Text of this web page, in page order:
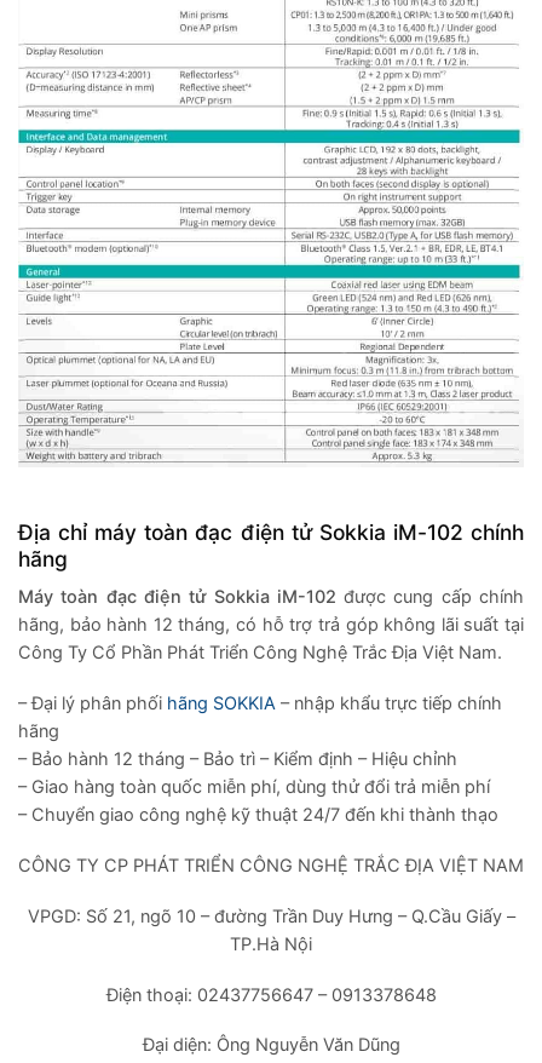
Địa chỉ máy toàn đạc điện tử Sokkia iM-102chính
hãng
Máy toàn đạc điện tử Sokkia iM-102 được cung cấp chính
hãng, bảo hành 12 tháng, có hỗ trợ trả góp không lãi suất tại
Công Ty Cổ Phần Phát Triển Công Nghệ Trắc Địa Việt Nam.
– Đại lý phân phối hãng SOKKIA – nhập khẩu trực tiếp chính
hãng
– Bảo hành 12 tháng – Bảo trì – Kiểm định – Hiệu chỉnh
– Giao hàng toàn quốc miễn phí, dùng thử đổi trả miễn phí
– Chuyển giao công nghệ kỹ thuật 24/7 đến khi thành thạo
CÔNG TY CP PHÁT TRIỂN CÔNG NGHỆ TRẮC ĐỊA VIỆT NAM
VPGD: Số 21, ngõ 10 – đường Trần Duy Hưng – Q.Cầu Giấy –
TP.Hà Nội
Điện thoại: 02437756647 – 0913378648
Đại diện: Ông Nguyễn Văn Dũng